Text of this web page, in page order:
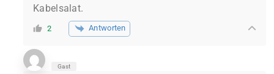
Kabelsalat.
2 Antworten
Gast